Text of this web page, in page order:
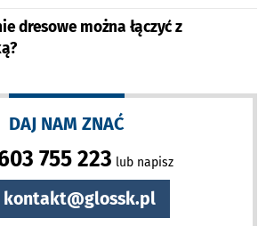
dresowe można łączyć z
DAJ NAM ZNAĆ
755 223 lub napisz
kontakt@glossk.pl